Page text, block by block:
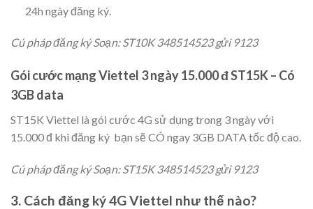
24h ngày đăng ký.
Cú pháp đăng ký Soạn: ST10K 348514523 gửi 9123
Gói cước mạng Viettel 3 ngày 15.000 đ ST15K – Có
3GB data
ST15K Viettel là gói cước 4G sử dụng trong 3 ngày với
15.000 đ khi đăng ký bạn sẽ CÓ ngay 3GB DATA tốc độ cao.
Cú pháp đăng ký Soạn: ST15K 348514523 gửi 9123
3. Cách đăng ký 4G Viettel như thế nào?